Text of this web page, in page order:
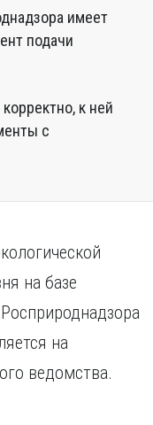
имеет
подачи
к ней
с
на базе
на
ведомства.